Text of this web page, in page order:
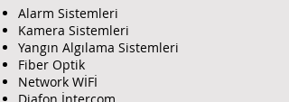
Alarm Sistemleri
Kamera Sistemleri
Yangın Algılama Sistemleri
Fiber Optik
Network WİFİ